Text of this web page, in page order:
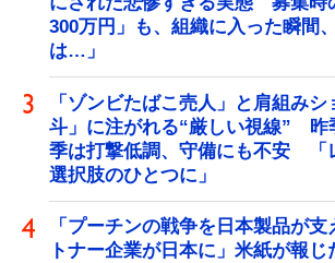
300万円」も、組織に入った瞬間
は…」
「ゾンビたばこ売人」と肩組み
斗」に注がれる“厳しい視線” 昨
季は打撃低調、守備にも不安 「
選択肢のひとつに」
「プーチンの戦争を日本製品が
トナー企業が日本に」米紙が報